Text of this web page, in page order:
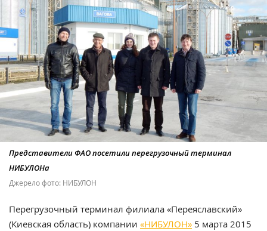
Представители ФАО посетили перегрузочный терминал
НИБУЛОНа
Джерело фото: НИБУЛОН
Перегрузочный терминал филиала «Переяславский»
(Киевская область) компании «НИБУЛОН» 5 марта 2015